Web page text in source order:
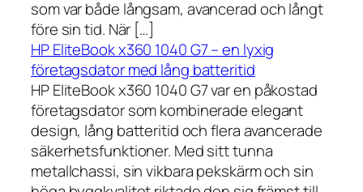
som var både långsam, avancerad och långt
före sin tid. När […]
HP EliteBook x360 1040 G7 – en lyxig
företagsdator med lång batteritid
HP EliteBook x360 1040 G7 var en påkostad
företagsdator som kombinerade elegant
design, lång batteritid och flera avancerade
säkerhetsfunktioner. Med sitt tunna
metallchassi, sin vikbara pekskärm och sin